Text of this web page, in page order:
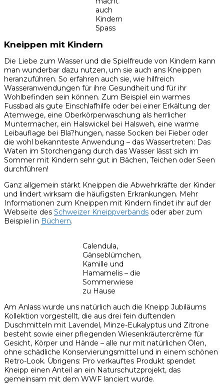
auch
Kindern
Spass
Kneippen mit Kindern
Die Liebe zum Wasser und die Spielfreude von Kindern kann
man wunderbar dazu nutzen, um sie auch ans Kneippen
heranzuführen. So erfahren auch sie, wie hilfreich
Wasseranwendungen für ihre Gesundheit und für ihr
Wohlbefinden sein können. Zum Beispiel ein warmes
Fussbad als gute Einschlafhilfe oder bei einer Erkältung der
Atemwege, eine Oberkörperwaschung als herrlicher
Muntermacher, ein Halswickel bei Halsweh, eine warme
Leibauflage bei Bla?hungen, nasse Socken bei Fieber oder
die wohl bekannteste Anwendung – das Wassertreten: Das
Waten im Storchengang durch das Wasser lässt sich im
Sommer mit Kindern sehr gut in Bächen, Teichen oder Seen
durchführen!
Ganz allgemein stärkt Kneippen die Abwehrkräfte der Kinder
und lindert wirksam die häufigsten Erkrankungen. Mehr
Informationen zum Kneippen mit Kindern findet ihr auf der
Webseite des Schweizer Kneippverbands oder aber zum
Beispiel in Büchern.
Calendula,
Gänseblümchen,
Kamille und
Hamamelis – die
Sommerwiese
zu Hause
Am Anlass wurde uns natürlich auch die Kneipp Jubiläums
Kollektion vorgestellt, die aus drei fein duftenden
Duschmitteln mit Lavendel, Minze-Eukalyptus und Zitrone
besteht sowie einer pflegenden Wiesenkräutercrème für
Gesicht, Körper und Hände – alle nur mit natürlichen Ölen,
ohne schädliche Konservierungsmittel und in einem schönen
Retro-Look. Übrigens: Pro verkauftes Produkt spendet
Kneipp einen Anteil an ein Naturschutzprojekt, das
gemeinsam mit dem WWF lanciert wurde.